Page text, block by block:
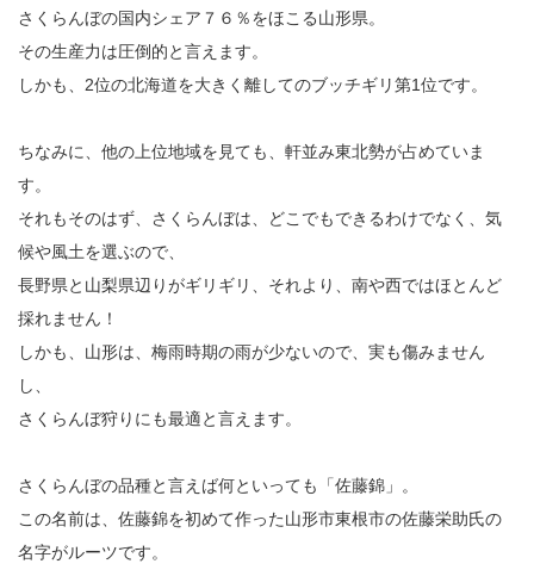
さくらんぼの国内シェア７６％をほこる山形県。
その生産力は圧倒的と言えます。
しかも、2位の北海道を大きく離してのブッチギリ第1位です。
ちなみに、他の上位地域を見ても、軒並み東北勢が占めていま
す。
それもそのはず、さくらんぼは、どこでもできるわけでなく、気
候や風土を選ぶので、
長野県と山梨県辺りがギリギリ、それより、南や西ではほとんど
採れません！
しかも、山形は、梅雨時期の雨が少ないので、実も傷みません
し、
さくらんぼ狩りにも最適と言えます。
さくらんぼの品種と言えば何といっても「佐藤錦」。
この名前は、佐藤錦を初めて作った山形市東根市の佐藤栄助氏の
名字がルーツです。